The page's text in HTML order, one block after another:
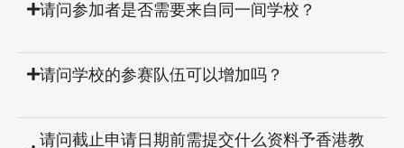
请问参加者是否需要来自同一间学校？
请问学校的参赛队伍可以增加吗？
请问截止申请日期前需提交什么资料予香港教